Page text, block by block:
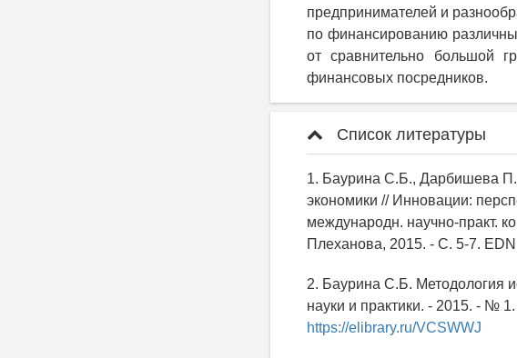
предпринимателей и
по финансированию
от сравнительно большой
финансовых посредников.
Список литературы
1. Баурина С.Б., Дарбишева
экономики // Инновации:
международн. научно-практ.
Плеханова, 2015. - С. 5-7.
2. Баурина С.Б. Методология
науки и практики. - 2015. - №
https://elibrary.ru/VCSWWJ